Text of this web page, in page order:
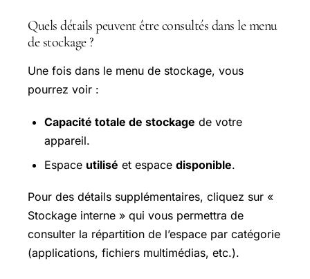
Quels détails peuvent être consultés dans le menu
de stockage ?
Une fois dans le menu de stockage, vous
pourrez voir :
Capacité totale de stockage de votre
appareil.
Espace utilisé et espace disponible.
Pour des détails supplémentaires, cliquez sur «
Stockage interne » qui vous permettra de
consulter la répartition de l’espace par catégorie
(applications, fichiers multimédias, etc.).